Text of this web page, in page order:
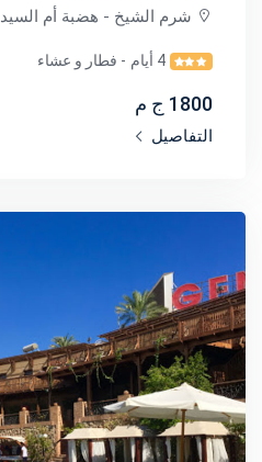
شرم الشيخ - هضبة أم السيد
4 أيام - فطار و عشاء
1800 ج م
التفاصيل